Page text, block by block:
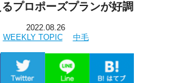
プロポーズプランが好調
2022.08.26
WEEKLY TOPIC
中毛